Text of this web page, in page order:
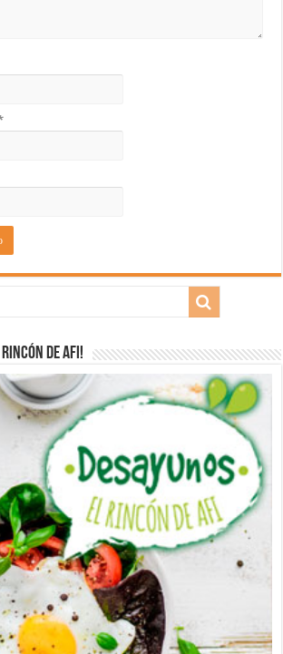
Rincón de Afi!